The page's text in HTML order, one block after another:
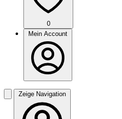
0
Mein Account
Zeige Navigation